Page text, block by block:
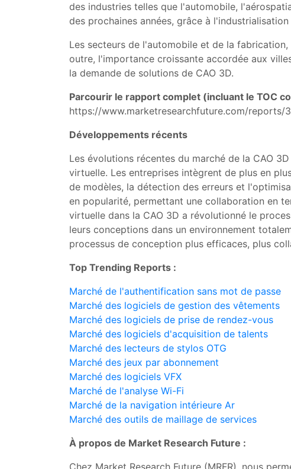
des industries telles que l'automobile,
des prochaines années, grâce à
Les secteurs de l'automobile et de la
outre, l'importance croissante accordée aux
la demande de solutions de CAO 3D.
Parcourir le rapport complet (incluant le TOC
https://www.marketresearchfuture.com/reports/
Développements récents
Les évolutions récentes du marché de la CAO
virtuelle. Les entreprises intègrent de plus en
de modèles, la détection des erreurs et
en popularité, permettant une collaboration en
virtuelle dans la CAO 3D a révolutionné le
leurs conceptions dans un environnement
processus de conception plus efficaces, plus
Top Trending Reports :
Marché de l'authentification sans mot de passe
Marché des logiciels de gestion des vêtements
Marché des logiciels de prise de rendez-vous
Marché des logiciels d'acquisition de talents
Marché des lecteurs de stylos OTG
Marché des jeux par abonnement
Marché des logiciels VFX
Marché de l'analyse Wi-Fi
Marché de la navigation intérieure Ar
Marché des outils de maillage de services
À propos de Market Research Future :
Chez Market Research Future (MRFR), nous